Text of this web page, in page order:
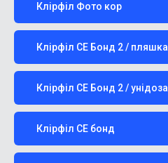
Клірфіл Фото кор
Клірфіл СЕ Бонд 2 / пляшка
Клірфіл СЕ Бонд 2 / унідоза
Клірфіл СЕ бонд